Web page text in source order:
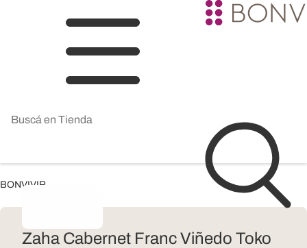
BONVIVIR
Zaha Cabernet Franc Viñedo Toko